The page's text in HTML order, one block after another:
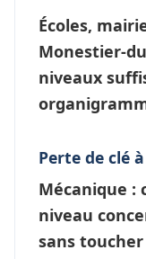
Écoles,
Monestier-
niveaux
Perte de clé
Mécanique :
niveau
sans